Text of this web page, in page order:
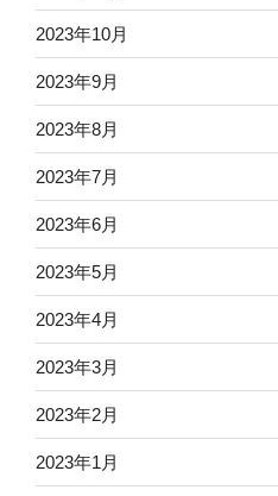
2023年10月
2023年9月
2023年8月
2023年7月
2023年6月
2023年5月
2023年4月
2023年3月
2023年2月
2023年1月